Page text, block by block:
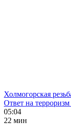
Холмогорская
Ответ на
05:04
22 мин